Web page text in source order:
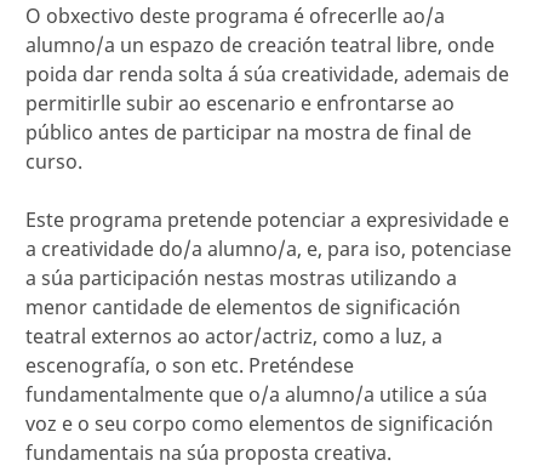
O obxectivo deste programa é ofrecerlle ao/a
alumno/a un espazo de creación teatral libre, onde
poida dar renda solta á súa creatividade, ademais de
permitirlle subir ao escenario e enfrontarse ao
público antes de participar na mostra de final de
curso.
Este programa pretende potenciar a expresividade e
a creatividade do/a alumno/a, e, para iso, potenciase
a súa participación nestas mostras utilizando a
menor cantidade de elementos de significación
teatral externos ao actor/actriz, como a luz, a
escenografía, o son etc. Preténdese
fundamentalmente que o/a alumno/a utilice a súa
voz e o seu corpo como elementos de significación
fundamentais na súa proposta creativa.